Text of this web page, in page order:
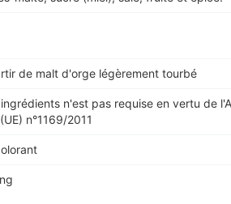
de malt d'orge légèrement tourbé
n'est pas requise en vertu de
n°1169/2011